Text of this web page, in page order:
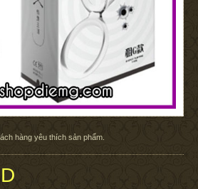
hàng yêu thích sản phẩm.